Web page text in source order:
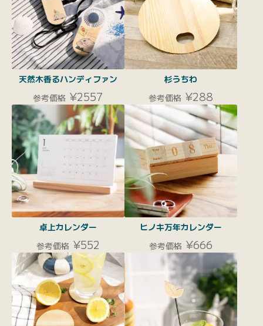
天然木香るハンディファン
参考価格 ¥2557
杉うちわ
参考価格 ¥288
卓上カレンダー
参考価格 ¥552
ヒノキ万年カレンダー
参考価格 ¥666